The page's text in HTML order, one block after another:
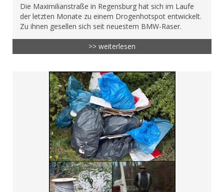
Die Maximilianstraße in Regensburg hat sich im Laufe
der letzten Monate zu einem Drogenhotspot entwickelt.
Zu ihnen gesellen sich seit neuestem BMW-Raser.
>> weiterlesen